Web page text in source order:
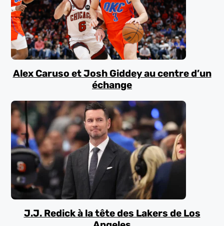
Alex Caruso et Josh Giddey au centre d’un
échange
J.J. Redick à la tête des Lakers de Los